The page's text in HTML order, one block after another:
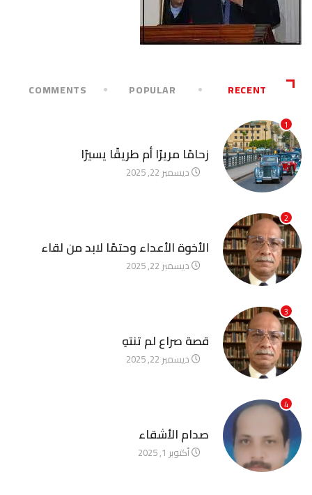
RECENT
POPULAR
COMMENTS
1
زحامًا مريرًا أم طريقًا يسيرًا
ديسمبر 22, 2025
2
الأخوة الأعداء وحتمًا لابد من لقاء
ديسمبر 22, 2025
3
قصة صراع لم تنتهِ
ديسمبر 22, 2025
4
صدام الأشقاء
أكتوبر 1, 2025